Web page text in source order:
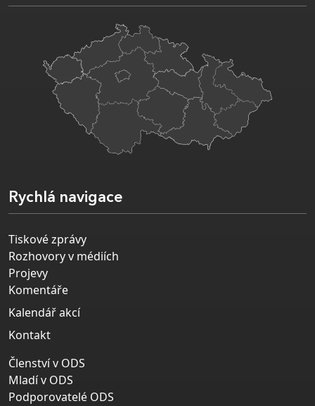
Rychlá navigace
Tiskové zprávy
Rozhovory v médiích
Projevy
Komentáře
Kalendář akcí
Kontakt
Členství v ODS
Mladí v ODS
Podporovatelé ODS